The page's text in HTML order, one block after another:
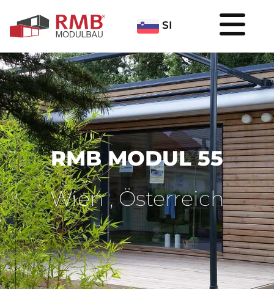
SI
RMB MODUL 55
Wien , Österreich